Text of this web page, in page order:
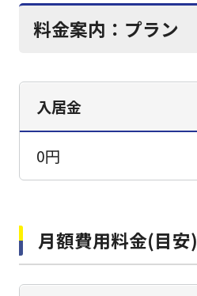
料金案内： プラン
入居金
0円
月額費用料金(目安)